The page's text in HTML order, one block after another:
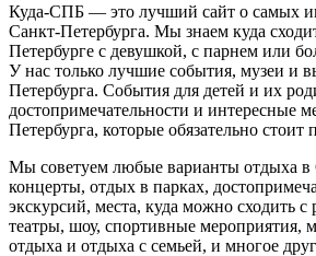
Куда-СПБ — это лучший сайт о самых
Санкт-Петербурга. Мы знаем куда
Петербурге с девушкой, с парнем или
У нас только лучшие события, музеи и
Петербурга. События для детей и их
достопримечательности и интересные
Петербурга, которые обязательно стоит
Мы советуем любые варианты отдыха
концерты, отдых в парках,
экскурсий, места, куда можно сходить с
театры, шоу, спортивные мероприятия,
отдыха и отдыха с семьей, и многое